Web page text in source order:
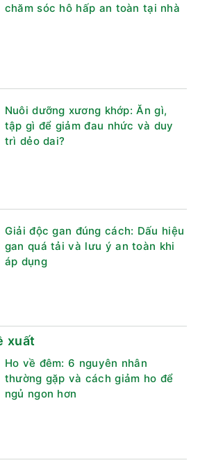
chăm sóc hô hấp an toàn tại nhà
Nuôi dưỡng xương khớp: Ăn gì,
tập gì để giảm đau nhức và duy
trì dẻo dai?
Giải độc gan đúng cách: Dấu hiệu
gan quá tải và lưu ý an toàn khi
áp dụng
xuất
Ho về đêm: 6 nguyên nhân
thường gặp và cách giảm ho để
ngủ ngon hơn